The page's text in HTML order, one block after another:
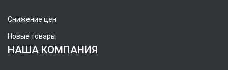
Снижение цен
Новые товары
НАША КОМПАНИЯ